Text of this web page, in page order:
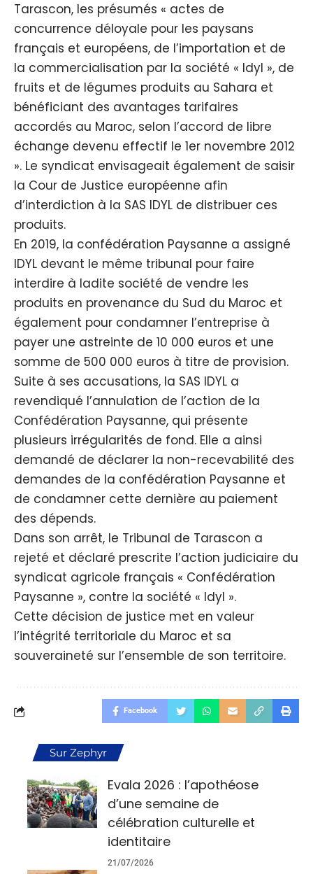
Tarascon, les présumés « actes de
concurrence déloyale pour les paysans
français et européens, de l’importation et de
la commercialisation par la société « Idyl », de
fruits et de légumes produits au Sahara et
bénéficiant des avantages tarifaires
accordés au Maroc, selon l’accord de libre
échange devenu effectif le 1er novembre 2012
». Le syndicat envisageait également de saisir
la Cour de Justice européenne afin
d’interdiction à la SAS IDYL de distribuer ces
produits.
En 2019, la confédération Paysanne a assigné
IDYL devant le même tribunal pour faire
interdire à ladite société de vendre les
produits en provenance du Sud du Maroc et
également pour condamner l’entreprise à
payer une astreinte de 10 000 euros et une
somme de 500 000 euros à titre de provision.
Suite à ses accusations, la SAS IDYL a
revendiqué l’annulation de l’action de la
Confédération Paysanne, qui présente
plusieurs irrégularités de fond. Elle a ainsi
demandé de déclarer la non-recevabilité des
demandes de la confédération Paysanne et
de condamner cette dernière au paiement
des dépends.
Dans son arrêt, le Tribunal de Tarascon a
rejeté et déclaré prescrite l’action judiciaire du
syndicat agricole français « Confédération
Paysanne », contre la société « Idyl ».
Cette décision de justice met en valeur
l’intégrité territoriale du Maroc et sa
souveraineté sur l’ensemble de son territoire.
Facebook
Sur Zephyr
Evala 2026 : l’apothéose
d’une semaine de
célébration culturelle et
identitaire
21/07/2026